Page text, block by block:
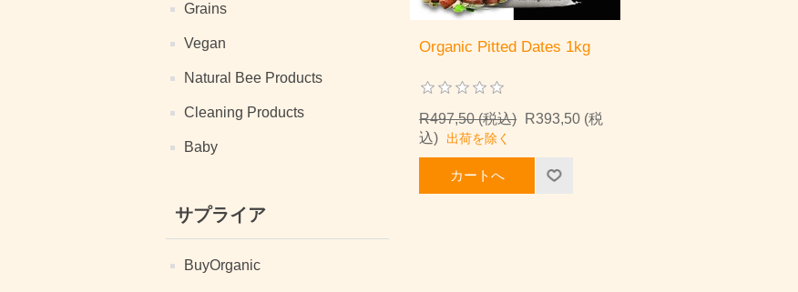
Grains
Vegan
Natural Bee Products
Cleaning Products
Baby
サプライア
BuyOrganic
Organic Pitted Dates 1kg
R497,50 (税込)
R393,50 (税
込)
出荷を除く
カートへ